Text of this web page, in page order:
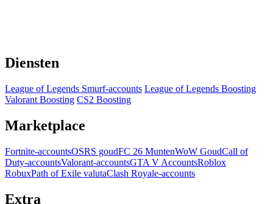
Diensten
League of Legends Smurf-accounts League of Legends Boosting
Valorant Boosting CS2 Boosting
Marketplace
Fortnite-accountsOSRS goudFC 26 MuntenWoW GoudCall of
Duty-accountsValorant-accountsGTA V AccountsRoblox
RobuxPath of Exile valutaClash Royale-accounts
Extra